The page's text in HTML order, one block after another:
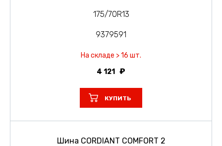
175/70R13
9379591
На складе > 16 шт.
4 121
КУПИТЬ
Шина CORDIANT COMFORT 2